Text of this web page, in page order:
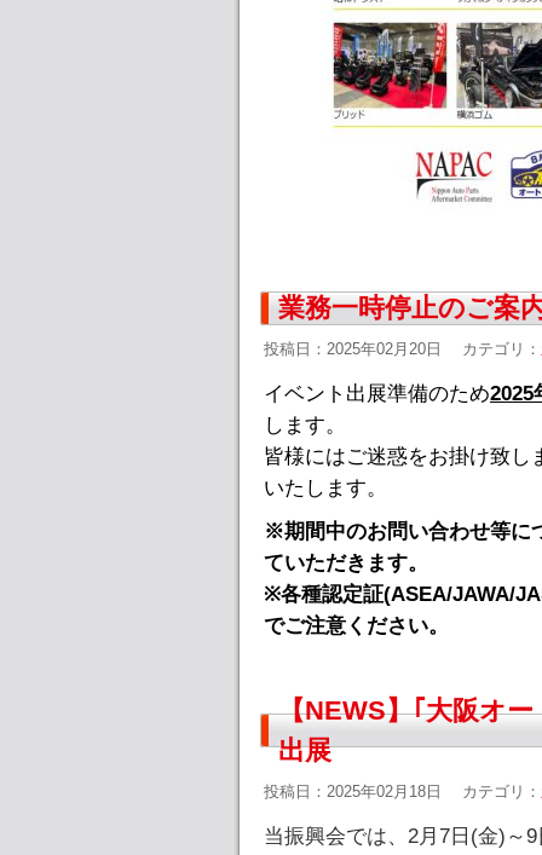
業務一時停止のご案
投稿日：2025年02月20日 カテゴリ：
イベント出展準備のため2025
します。
皆様にはご迷惑をお掛け致し
いたします。
※期間中のお問い合わせ等に
ていただきます。
※各種認定証(ASEA/JAWA/
でご注意ください。
【NEWS】｢大阪オ
出展
投稿日：2025年02月18日 カテゴリ：
当振興会では、2月7日(金)～